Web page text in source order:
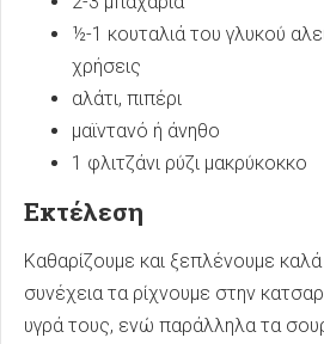
½-1 κουταλιά του γλυκού
χρήσεις
αλάτι, πιπέρι
μαϊντανό ή άνηθο
1 φλιτζάνι ρύζι μακρύκοκκο
Εκτέλεση
Καθαρίζουμε και ξεπλένουμε
συνέχεια τα ρίχνουμε στην
υγρά τους, ενώ παράλληλα τα